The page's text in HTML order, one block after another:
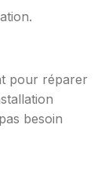
pour réparer
besoin